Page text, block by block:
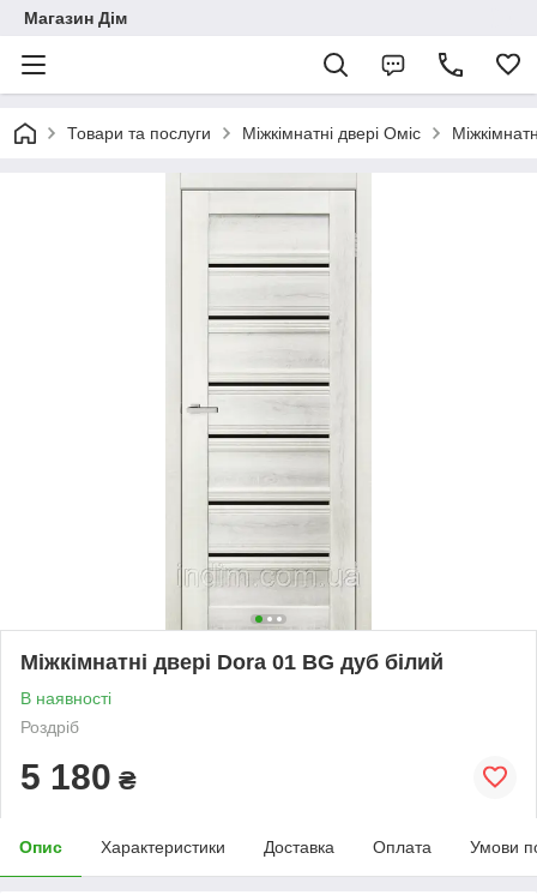
Магазин Дім
Товари та послуги Міжкімнатні двері Оміс
Міжкімнатні двері Dora 01 BG дуб білий
В наявності
Роздріб
5 180 ₴
Опис Характеристики Доставка Оплата Умови